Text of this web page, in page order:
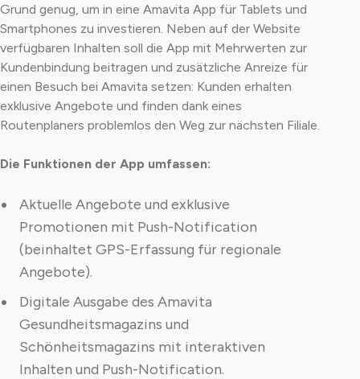
Grund genug, um in eine Amavita App für Tablets und
Smartphones zu investieren. Neben auf der Website
verfügbaren Inhalten soll die App mit Mehrwerten zur
Kundenbindung beitragen und zusätzliche Anreize für
einen Besuch bei Amavita setzen: Kunden erhalten
exklusive Angebote und finden dank eines
Routenplaners problemlos den Weg zur nächsten Filiale.
Die Funktionen der App umfassen:
Aktuelle Angebote und exklusive
Promotionen mit Push-Notification
(beinhaltet GPS-Erfassung für regionale
Angebote).
Digitale Ausgabe des Amavita
Gesundheitsmagazins und
Schönheitsmagazins mit interaktiven
Inhalten und Push-Notification.